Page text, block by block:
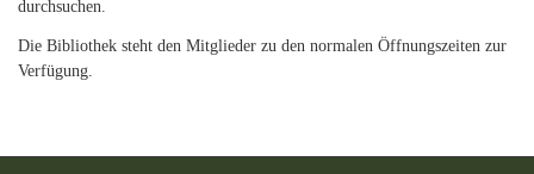
durchsuchen.
Die Bibliothek steht den Mitglieder zu den normalen Öffnungszeiten zur
Verfügung.